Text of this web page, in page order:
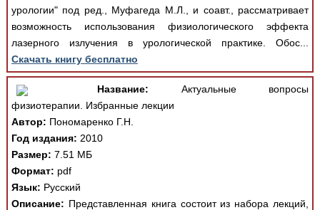
урологии" под ред., Муфагеда М.Л., и соавт., рассматривает
возможность использования физиологического эффекта
лазерного излучения в урологической практике. Обос...
Скачать книгу бесплатно
Название: Актуальные вопросы
физиотерапии. Избранные лекции
Автор: Пономаренко Г.Н.
Год издания: 2010
Размер: 7.51 МБ
Формат: pdf
Язык: Русский
Описание: Представленная книга состоит из набора лекций,